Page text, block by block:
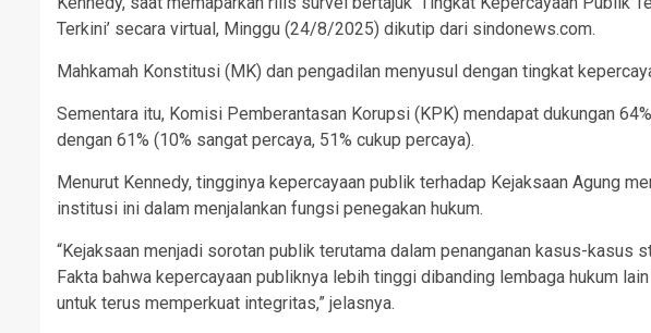
Terkini’ secara virtual, Minggu (24/8/2025) dikutip dari sindonews.com.
Mahkamah Konstitusi (MK) dan pengadilan menyusul dengan tingkat
Sementara itu, Komisi Pemberantasan Korupsi (KPK) mendapat dukungan
dengan 61% (10% sangat percaya, 51% cukup percaya).
Menurut Kennedy, tingginya kepercayaan publik terhadap Kejaksaan Agung
institusi ini dalam menjalankan fungsi penegakan hukum.
“Kejaksaan menjadi sorotan publik terutama dalam penanganan kasus-kasus
Fakta bahwa kepercayaan publiknya lebih tinggi dibanding lembaga hukum
untuk terus memperkuat integritas,” jelasnya.